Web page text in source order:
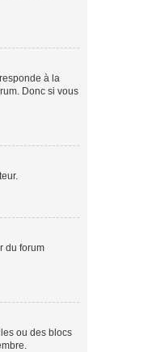
à la
Donc si vous
du forum
ou des blocs